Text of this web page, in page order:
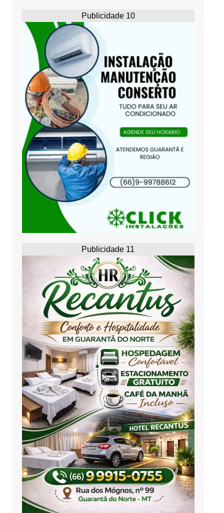
Publicidade 10
Publicidade 11